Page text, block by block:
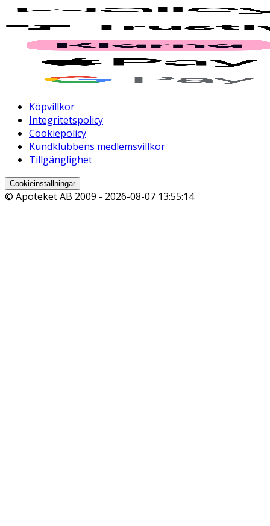
Köpvillkor
Integritetspolicy
Cookiepolicy
Kundklubbens medlemsvillkor
Tillgänglighet
Cookieinställningar
© Apoteket AB 2009 - 2026-08-07 13:55:14